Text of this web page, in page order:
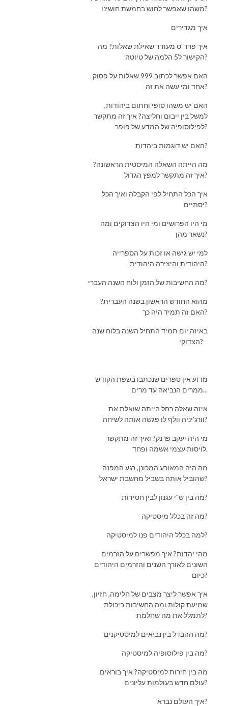
משהו שאפשר לחוש בחמשת חושינו?
איך מגדירים
איך פרד"ס מעודד שאילת שאלות? מה
הקישור ל5 הלמה של טיוטה?
האם אפשר לכתוב 999 שאלות על פסוק
אחד ומי עשה את זה?
האם יש משהו סופי וחתום ביהודות,
למשל בין ייבום וחליצה? איך זה מתקשר
לפילוסופיה של המדע של פופר?
האם יש דוגמות ביהדות?
מה הייתה השאלה המיסטית הראשונה?
איך זה מתקשר למפץ הגדול?
איך הכל התחיל לפי הקבלה ואיך הכל
יסתיים?
מי היו הפרושים ומי היו הצדוקים ומה
נשאר מהן?
למי יש גישה או זכות על הספרייה
היהודית והיצירה היהודית?
מה החשיבות של הזמן ולוח השנה העברי?
מהוא החודש הראשון בשנה העברית?
האם זה תמיד היה כך?
הצדוקי?
מדוע אין ספרים שנכתבו בשפת הקודש
ממרים הנביאה עד מרים...
איזה שאלה רחל הייתה שואלת את
וורג'יניה וולף לו פגשה אותה לשיחה?
מי היה יעקב פרנק? ואיך זה מתקשר
לויסות עצמי אשמה ופחד.
מה היה המאורע המכונן, רגע המפנה
שהוביל אותה בשביל מחשבת ישראל?
מה בין ש"י עגנון לבין חסידות?
מה זה בכלל מיסטיקה?
למה בכלל היהודים פנו למיסטיקה?
מהי יהדות? איך מפשרים על הזרמים
השונים לאורך השנים והזרמים היהודים
כיום?
איך אפשר ליצר מצבים של חלימה, חזיון,
שמיעת קולות ומה החשיבות ביכולת
לתמלל את מה שחלמת?
מה ההבדל בין נביאים למיסטיקנים?
מה בין פילוסופיה למיסטיקה?
מה בין חירות למיסטיקה? איך בוראים
עולם חדש בעולמות עליונים?
איך העולם נברא?